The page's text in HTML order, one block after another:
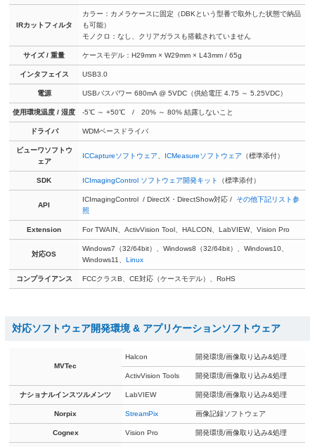
IRカットフィルタ
カラー：カメラケースに固定（DBKという型番で取外した状態で納品
も可能）
モノクロ：なし、クリアガラスも搭載されていません
サイズ / 重量 ケースモデル：H29mm × W29mm × L43mm / 65g
インタフェイス USB3.0
電源 USBバスパワー 680mA @ 5VDC（供給電圧 4.75 ～ 5.25VDC）
使用環境温度 / 湿度 -5℃ ～ +50℃ / 20% ～ 80% 結露しないこと
ドライバ WDMベースドライバ
ビューワソフトウ
ェア
ICCaptureソフトウェア ICMeasureソフトウェア （標準添付）
SDK ICImagingControl ソフトウェア開発キット （標準添付）
API
ICImagingControl / DirectX・DirectShow対応 / その他下記リスト参
照
Extension For TWAIN、ActivVision Tool、HALCON、LabVIEW、Vision Pro
対応OS
Windows7（32/64bit）、Windows8（32/64bit）、Windows10、
Windows11、Linux
コンプライアンス FCCクラスB、CE対応（ケースモデル）、RoHS
対応ソフトウェア開発環境 & アプリケーションソフトウェア
MVTec
Halcon 開発環境/画像取り込み&処理
ActivVision Tools 開発環境/画像取り込み&処理
ナショナルインスツルメンツ LabVIEW 開発環境/画像取り込み&処理
Norpix StreamPix 画像記録ソフトウェア
Cognex Vision Pro 開発環境/画像取り込み&処理